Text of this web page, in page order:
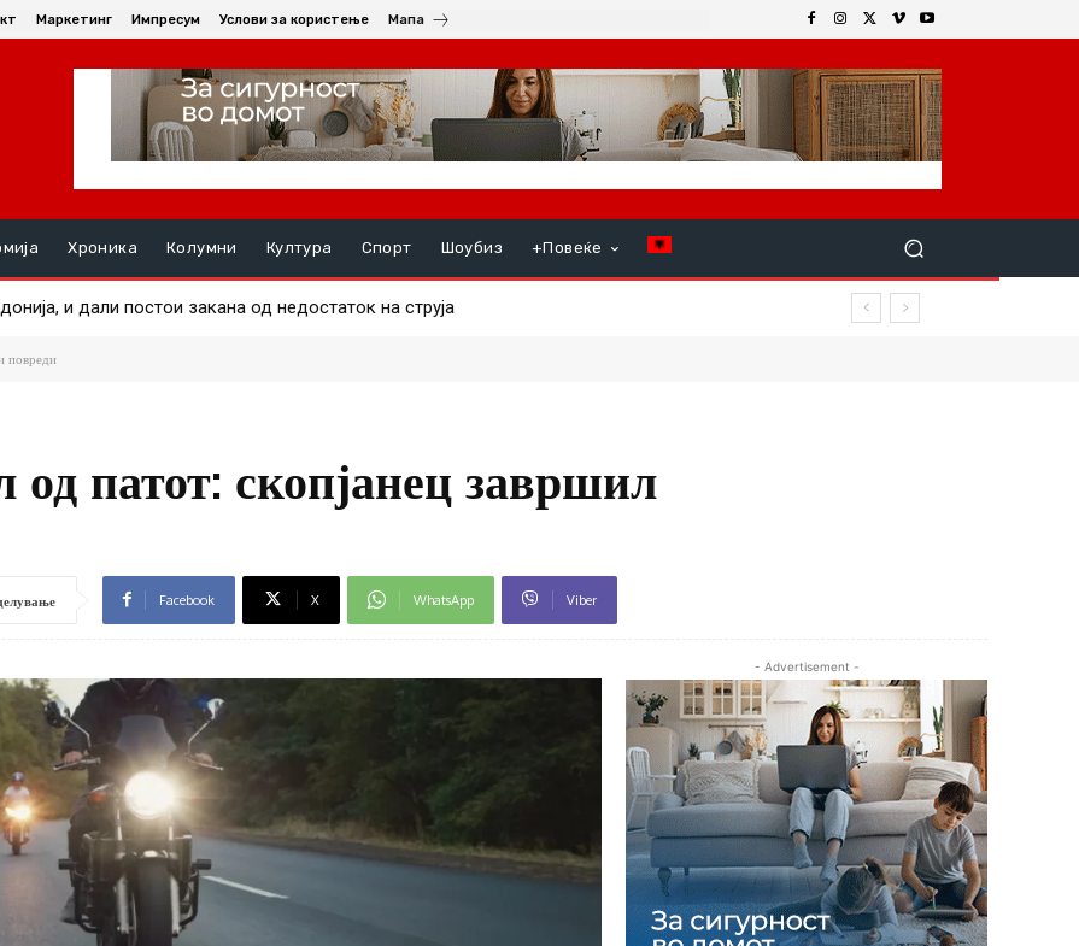
Маркетинг Импресум Услови за користење Мапа
Хроника Колумни Култура Спорт Шоубиз +Повеќе
и дали постои закана од недостаток на струја
маж во еден од пожарите
повреди
патот: скопјанец завршил
Facebook X WhatsApp Viber
- Advertisement -